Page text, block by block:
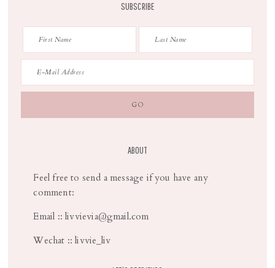
SUBSCRIBE
ABOUT
Feel free to send a message if you have any
comment:
Email :: livvievia@gmail.com
Wechat :: livvie_liv